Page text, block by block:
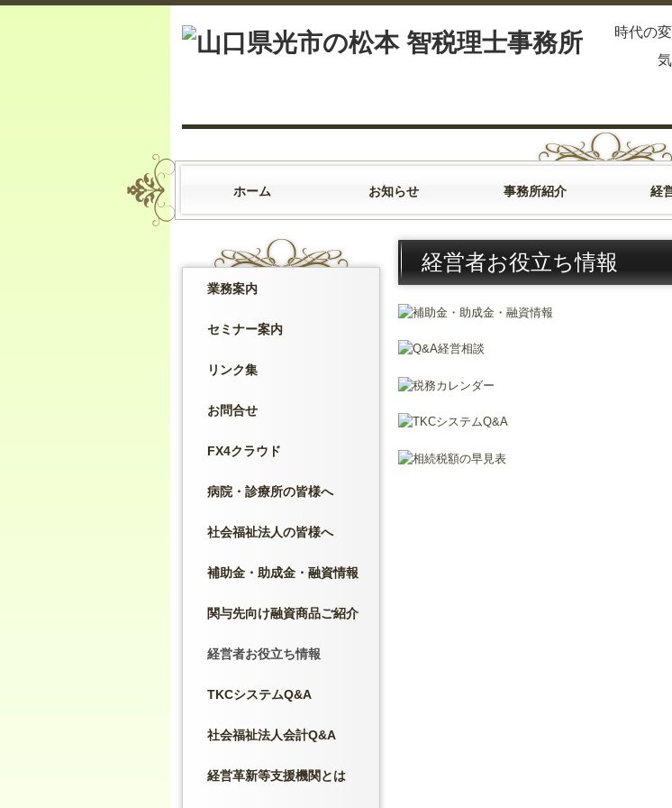
時代の
気付
失
ホーム お知らせ 事務所紹介 経
業務案内
セミナー案内
リンク集
お問合せ
FX4クラウド
病院・診療所の皆様へ
社会福祉法人の皆様へ
補助金・助成金・融資情報
関与先向け融資商品ご紹介
経営者お役立ち情報
TKCシステムQ&A
社会福祉法人会計Q&A
経営革新等支援機関とは
経営者お役立ち情報